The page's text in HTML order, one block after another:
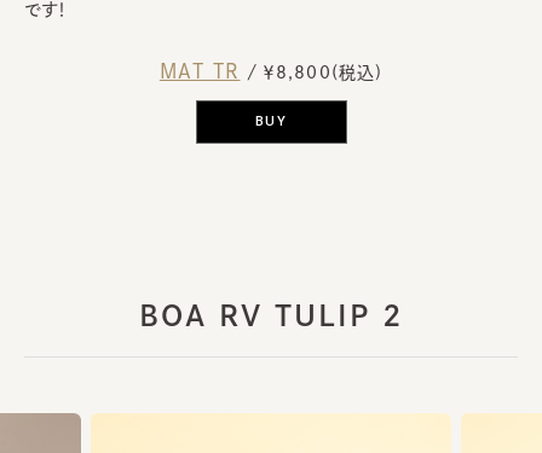
です！
MAT TR / ￥8,800(税込)
BUY
BOA RV TULIP 2